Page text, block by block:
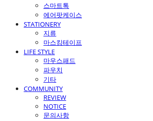
스마트톡
에어팟케이스
STATIONERY
지류
마스킹테이프
LIFE STYLE
마우스패드
파우치
기타
COMMUNITY
REVIEW
NOTICE
문의사항